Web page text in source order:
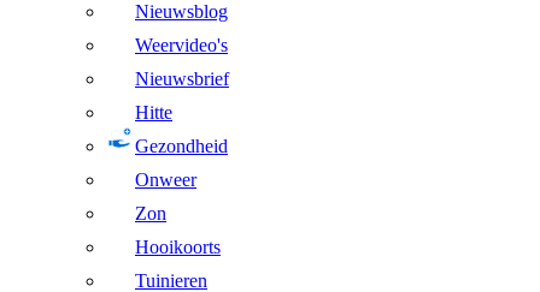
Nieuwsblog
Weervideo's
Nieuwsbrief
Hitte
Gezondheid
Onweer
Zon
Hooikoorts
Tuinieren